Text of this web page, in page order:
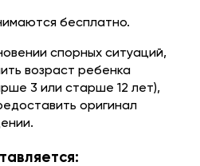
бесплатно.
спорных ситуаций,
возраст ребенка
3 или старше 12 лет),
оригинал